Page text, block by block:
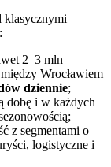
klasycznymi
2–3 mln
Wrocławiem
dziennie;
dobę i w każdych
z segmentami o
logistyczne i